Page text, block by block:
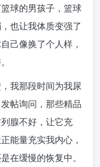
球的男孩子，篮球
也让我体质变强了
己像换了个人样，
我那段时间为我尿
帖询问，那些精品
腺不好，让它充
能量充实我内心，
在缓慢的恢复中。